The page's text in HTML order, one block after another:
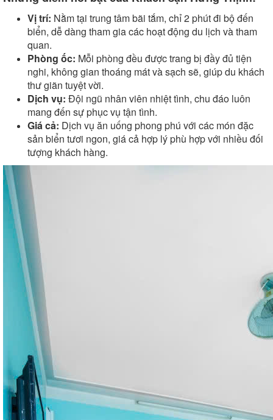
Vị trí: Nằm tại trung tâm bãi tắm, chỉ 2 phút đi bộ đến
biển, dễ dàng tham gia các hoạt động du lịch và tham
quan.
Phòng ốc: Mỗi phòng đều được trang bị đầy đủ tiện
nghi, không gian thoáng mát và sạch sẽ, giúp du khách
thư giãn tuyệt vời.
Dịch vụ: Đội ngũ nhân viên nhiệt tình, chu đáo luôn
mang đến sự phục vụ tận tình.
Giá cả: Dịch vụ ăn uống phong phú với các món đặc
sản biển tươi ngon, giá cả hợp lý phù hợp với nhiều đối
tượng khách hàng.